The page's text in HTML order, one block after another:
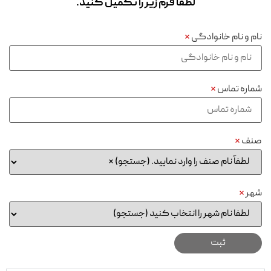
لطفا فرم زیر را تکمیل کنید.
نام و نام خانوادگی*
شماره تماس*
صنف*
شهر*